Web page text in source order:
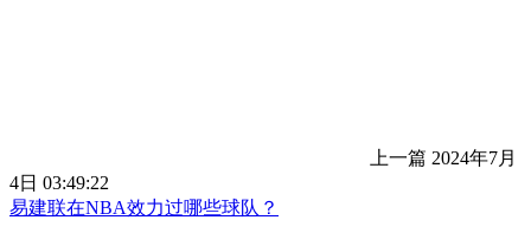
上一篇 2024年7月
4日 03:49:22
易建联在NBA效力过哪些球队？